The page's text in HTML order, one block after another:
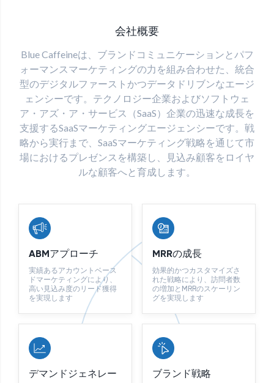
会社概要
Blue Caffeineは、ブランドコミュニケーションとパフ
ォーマンスマーケティングの力を組み合わせた、統合
型のデジタルファーストかつデータドリブンなエージ
ェンシーです。テクノロジー企業およびソフトウェ
ア・アズ・ア・サービス（SaaS）企業の迅速な成長を
支援するSaaSマーケティングエージェンシーです。戦
略から実行まで、SaaSマーケティング戦略を通じて市
場におけるプレゼンスを構築し、見込み顧客をロイヤ
ルな顧客へと育成します。
ABMアプローチ
実績あるアカウントベース
ドマーケティングにより、
高い見込み度のリード獲得
を実現します
MRRの成長
効果的かつカスタマイズさ
れた戦略により、訪問者数
の増加とMRRのスケーリン
グを実現します
デマンドジェネレー
ブランド戦略